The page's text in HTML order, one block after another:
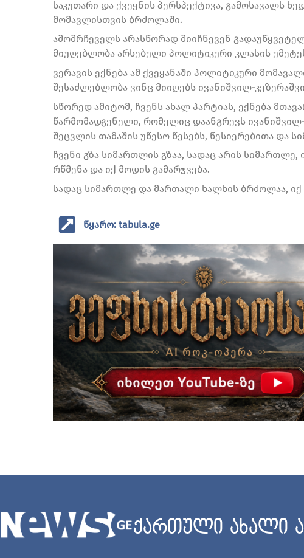
საკუთარი და ქვეყნის პერსპექტივა, გამოსავალს
მომავლისთვის ბრძოლაში.
ამომრჩეველს არასწორად მიიჩნევენ
მიუღებლობა არსებული პოლიტიკური კლასის
ვერავის ექნება ამ ქვეყანაში პოლიტიკური
შესაძლებლობა ვინც მიიღებს ივანიშვილ-
სწორედ ამიტომ, ჩვენს ახალ პარტიას, ექნება
წარმომადგენელი, რომელიც დაანგრევს
შეცვლის თამაშის უწესო წესებს, წესიერებითა და
ჩვენი გზა სიმართლის გზაა, სადაც არის
რწმენა და იქ მოდის გამარჯვება.
სადაც სიმართლე და მართალი ხალხის ბრძოლაა,
წყარო: tabula.ge
ქართული ახალი